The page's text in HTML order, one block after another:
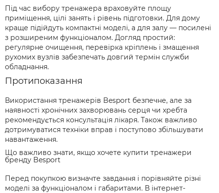
Під час вибору тренажера враховуйте площу
приміщення, цілі занять і рівень підготовки. Для дому
краще підійдуть компактні моделі, а для залу — посилені
з розширеним функціоналом. Догляд простий:
регулярне очищення, перевірка кріплень і змащення
рухомих вузлів забезпечать довгий термін служби
обладнання.
Протипоказання
Використання тренажерів Besport безпечне, але за
наявності хронічних захворювань серця чи хребта
рекомендується консультація лікаря. Також важливо
дотримуватися техніки вправ і поступово збільшувати
навантаження.
Що важливо знати, якщо хочете купити тренажери
бренду Besport
Перед покупкою визначте завдання і порівняйте різні
моделі за функціоналом і габаритами. В інтернет-